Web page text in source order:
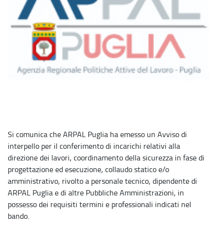
Si comunica che ARPAL Puglia ha emesso un Avviso di
interpello per il conferimento di incarichi relativi alla
direzione dei lavori, coordinamento della sicurezza in fase di
progettazione ed esecuzione, collaudo statico e/o
amministrativo, rivolto a personale tecnico, dipendente di
ARPAL Puglia e di altre Pubbliche Amministrazioni, in
possesso dei requisiti termini e professionali indicati nel
bando.